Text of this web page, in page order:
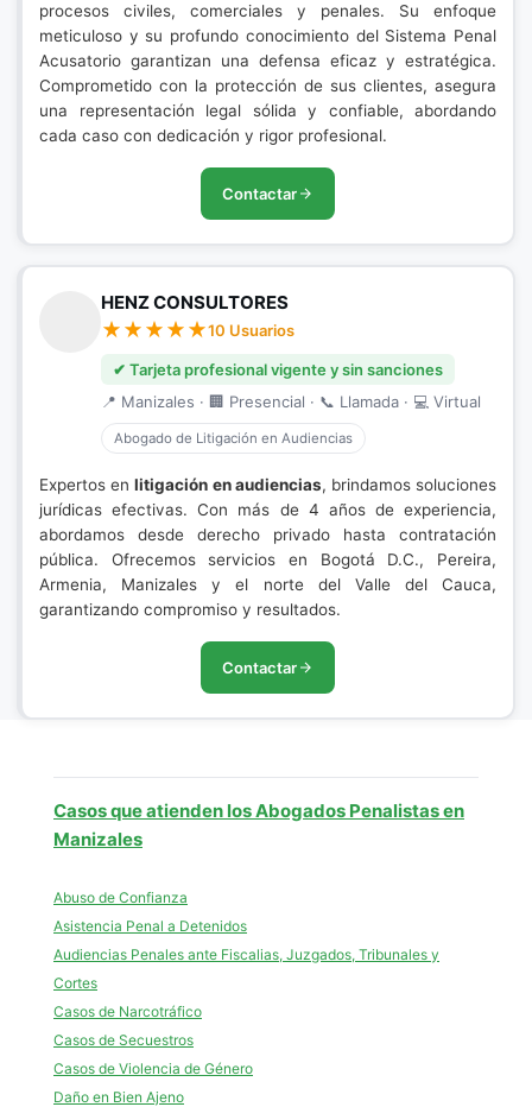
procesos civiles, comerciales y penales. Su enfoque
meticuloso y su profundo conocimiento del Sistema Penal
Acusatorio garantizan una defensa eficaz y estratégica.
Comprometido con la protección de sus clientes, asegura
una representación legal sólida y confiable, abordando
cada caso con dedicación y rigor profesional.
Contactar
HENZ CONSULTORES
10 Usuarios
✔ Tarjeta profesional vigente y sin sanciones
📍 Manizales · 🏢 Presencial · 📞 Llamada · 💻 Virtual
Abogado de Litigación en Audiencias
Expertos enlitigación en audiencias, brindamos soluciones
jurídicas efectivas. Con más de 4 años de experiencia,
abordamos desde derecho privado hasta contratación
pública. Ofrecemos servicios en Bogotá D.C., Pereira,
Armenia, Manizales y el norte del Valle del Cauca,
garantizando compromiso y resultados.
Contactar
Casos que atienden los Abogados Penalistas en
Manizales
Abuso de Confianza
Asistencia Penal a Detenidos
Audiencias Penales ante Fiscalias, Juzgados, Tribunales y
Cortes
Casos de Narcotráfico
Casos de Secuestros
Casos de Violencia de Género
Daño en Bien Ajeno